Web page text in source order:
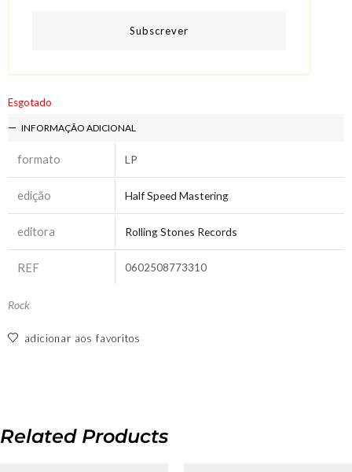
Subscrever
Esgotado
INFORMAÇÃO ADICIONAL
formato LP
edição Half Speed Mastering
editora Rolling Stones Records
REF 0602508773310
Rock
adicionar aos favoritos
Related Products